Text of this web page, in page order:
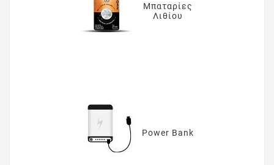
Μπαταρίες
Λιθίου
Power Βank